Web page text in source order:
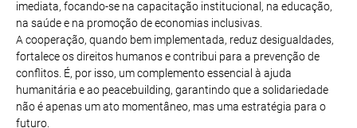
imediata, focando-se na capacitação institucional, na educação,
na saúde e na promoção de economias inclusivas.
A cooperação, quando bem implementada, reduz desigualdades,
fortalece os direitos humanos e contribui para a prevenção de
conflitos. É, por isso, um complemento essencial à ajuda
humanitária e ao peacebuilding, garantindo que a solidariedade
não é apenas um ato momentâneo, mas uma estratégia para o
futuro.